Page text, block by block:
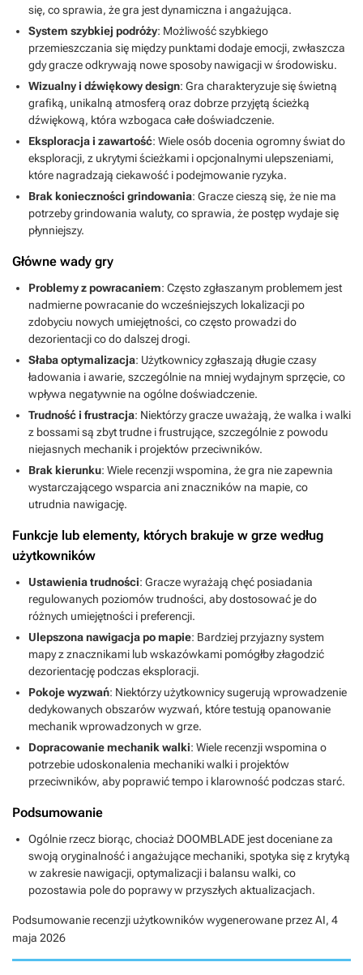
się, co sprawia, że gra jest dynamiczna i angażująca.
System szybkiej podróży: Możliwość szybkiego
przemieszczania się między punktami dodaje emocji, zwłaszcza
gdy gracze odkrywają nowe sposoby nawigacji w środowisku.
Wizualny i dźwiękowy design: Gra charakteryzuje się świetną
grafiką, unikalną atmosferą oraz dobrze przyjętą ścieżką
dźwiękową, która wzbogaca całe doświadczenie.
Eksploracja i zawartość: Wiele osób docenia ogromny świat do
eksploracji, z ukrytymi ścieżkami i opcjonalnymi ulepszeniami,
które nagradzają ciekawość i podejmowanie ryzyka.
Brak konieczności grindowania: Gracze cieszą się, że nie ma
potrzeby grindowania waluty, co sprawia, że postęp wydaje się
płynniejszy.
Główne wady gry
Problemy z powracaniem: Często zgłaszanym problemem jest
nadmierne powracanie do wcześniejszych lokalizacji po
zdobyciu nowych umiejętności, co często prowadzi do
dezorientacji co do dalszej drogi.
Słaba optymalizacja: Użytkownicy zgłaszają długie czasy
ładowania i awarie, szczególnie na mniej wydajnym sprzęcie, co
wpływa negatywnie na ogólne doświadczenie.
Trudność i frustracja: Niektórzy gracze uważają, że walka i walki
z bossami są zbyt trudne i frustrujące, szczególnie z powodu
niejasnych mechanik i projektów przeciwników.
Brak kierunku: Wiele recenzji wspomina, że gra nie zapewnia
wystarczającego wsparcia ani znaczników na mapie, co
utrudnia nawigację.
Funkcje lub elementy, których brakuje w grze według
użytkowników
Ustawienia trudności: Gracze wyrażają chęć posiadania
regulowanych poziomów trudności, aby dostosować je do
różnych umiejętności i preferencji.
Ulepszona nawigacja po mapie: Bardziej przyjazny system
mapy z znacznikami lub wskazówkami pomógłby złagodzić
dezorientację podczas eksploracji.
Pokoje wyzwań: Niektórzy użytkownicy sugerują wprowadzenie
dedykowanych obszarów wyzwań, które testują opanowanie
mechanik wprowadzonych w grze.
Dopracowanie mechanik walki: Wiele recenzji wspomina o
potrzebie udoskonalenia mechaniki walki i projektów
przeciwników, aby poprawić tempo i klarowność podczas starć.
Podsumowanie
Ogólnie rzecz biorąc, chociaż DOOMBLADE jest doceniane za
swoją oryginalność i angażujące mechaniki, spotyka się z krytyką
w zakresie nawigacji, optymalizacji i balansu walki, co
pozostawia pole do poprawy w przyszłych aktualizacjach.
Podsumowanie recenzji użytkowników wygenerowane przez AI, 4
maja 2026